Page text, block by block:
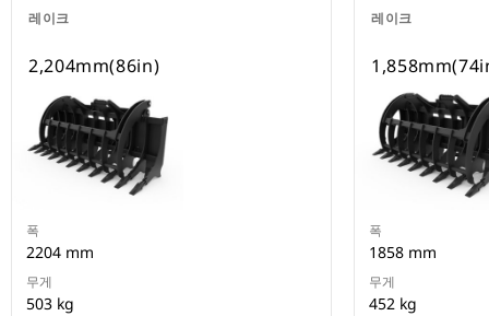
레이크
2,204mm(86in)
폭
2204 mm
무게
503 kg
레이크
폭
1858 mm
무게
452 kg